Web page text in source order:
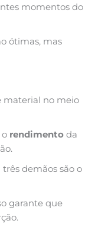
momentos do
ótimas, mas
material no meio
rendimento da
demãos são o
garante que